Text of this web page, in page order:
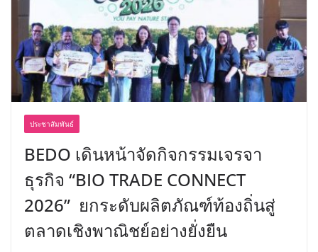
ประชาสัมพันธ์
BEDO เดินหน้าจัดกิจกรรมเจรจา
ธุรกิจ “BIO TRADE CONNECT
2026” ยกระดับผลิตภัณฑ์ท้องถิ่นสู่
ตลาดเชิงพาณิชย์อย่างยั่งยืน